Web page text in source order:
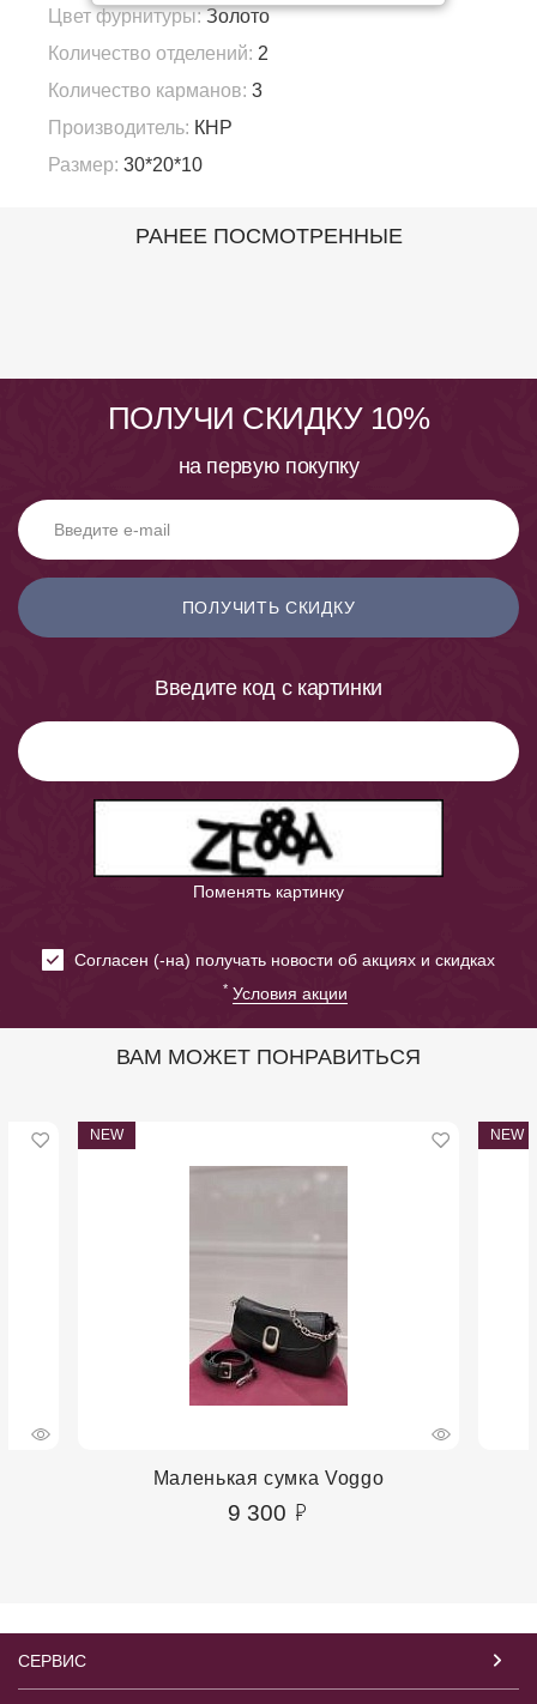
Цвет фурнитуры:Золото
Количество отделений: 2
Количество карманов: 3
Производитель: КНР
Размер: 30*20*10
РАНЕЕ ПОСМОТРЕННЫЕ
ПОЛУЧИ СКИДКУ 10%
на первую покупку
ПОЛУЧИТЬ СКИДКУ
Введите код с картинки
Поменять картинку
Cогласен (-на) получать новости об акциях и скидках
* Условия акции
ВАМ МОЖЕТ ПОНРАВИТЬСЯ
NEW
Маленькая сумка Voggo
9 300
NEW
СЕРВИС